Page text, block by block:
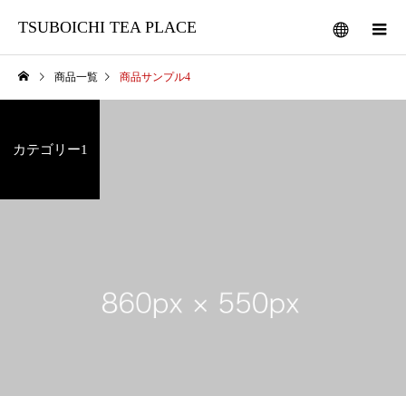
TSUBOICHI TEA PLACE
商品一覧 商品サンプル4
カテゴリー1